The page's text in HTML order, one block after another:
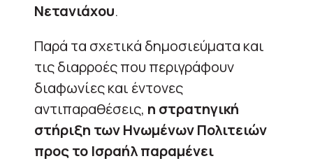
Νετανιάχου.
Παρά τα σχετικά δημοσιεύματα και
τις διαρροές που περιγράφουν
διαφωνίες και έντονες
αντιπαραθέσεις, η στρατηγική
στήριξη των Ηνωμένων Πολιτειών
προς το Ισραήλ παραμένει